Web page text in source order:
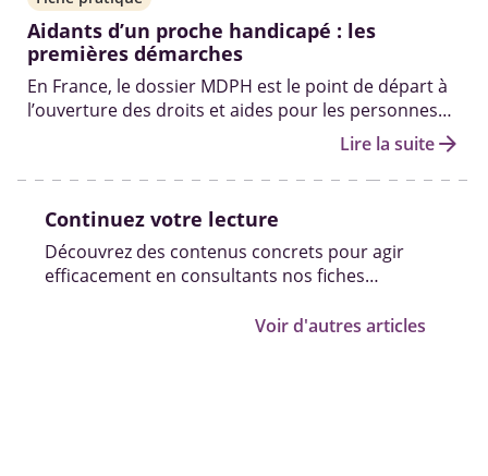
Aidants d’un proche handicapé : les
premières démarches
En France, le dossier MDPH est le point de départ à
l’ouverture des droits et aides pour les personnes
en situation de handicap. Qui peut vous aider à le
remplir ? Quelles sont les autres démarches pour
obtenir des solutions ? On fait le point.
Lire la suitearrow_forward
Continuez votre lecture
Découvrez des contenus concrets pour agir
efficacement en consultants nos fiches
Voir d'autres articles